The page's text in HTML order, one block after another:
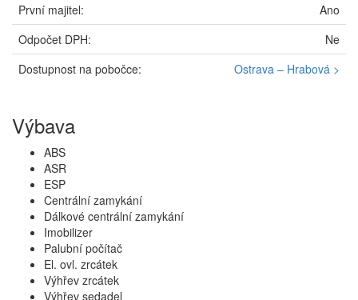
První majitel:
Ano
Odpočet DPH:
Ne
Dostupnost na pobočce:
Ostrava – Hrabová >
Výbava
ABS
ASR
ESP
Centrální zamykání
Dálkové centrální zamykání
Imobilizer
Palubní počítač
El. ovl. zrcátek
Výhřev zrcátek
Výhřev sedadel